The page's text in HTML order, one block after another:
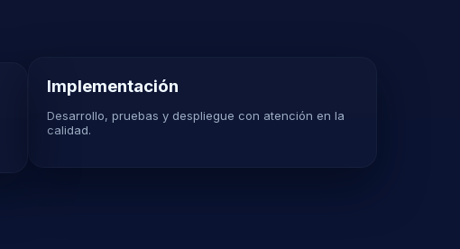
Implementación
Desarrollo, pruebas y despliegue con atención en la
calidad.